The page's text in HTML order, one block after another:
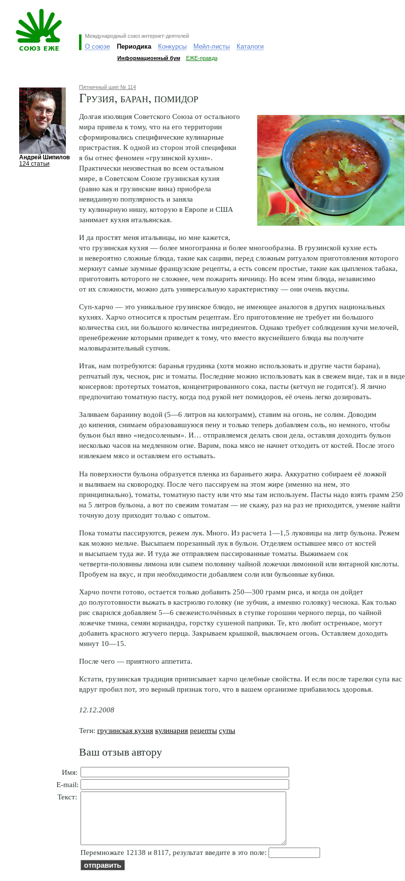
Международный союз интернет-деятелей
О союзе Периодика Конкурсы Мейл-листы Каталоги
Информационный бум ЕЖЕ-правда
Андрей Шипилов
124 статьи
Пятничный шип № 114
Грузия, баран, помидор
Долгая изоляция Советского Союза от остального
мира привела к тому, что на его территории
сформировались специфические кулинарные
пристрастия. К одной из сторон этой специфики
я бы отнес феномен «грузинской кухни».
Практически неизвестная во всем остальном
мире, в Советском Союзе грузинская кухня
(равно как и грузинские вина) приобрела
невиданную популярность и заняла
ту кулинарную нишу, которую в Европе и США
занимает кухня итальянская.
И да простят меня итальянцы, но мне кажется,
что грузинская кухня — более многогранна и более многообразна. В грузинской кухне есть
и невероятно сложные блюда, такие как сациви, перед сложным ритуалом приготовления которого
меркнут самые заумные французские рецепты, а есть совсем простые, такие как цыпленок табака,
приготовить которого не сложнее, чем пожарить яичницу. Но всем этим блюда, независимо
от их сложности, можно дать универсальную характеристику — они очень вкусны.
Суп-харчо — это уникальное грузинское блюдо, не имеющее аналогов в других национальных
кухнях. Харчо относится к простым рецептам. Его приготовление не требует ни большого
количества сил, ни большого количества ингредиентов. Однако требует соблюдения кучи мелочей,
пренебрежение которыми приведет к тому, что вместо вкуснейшего блюда вы получите
маловыразительный супчик.
Итак, нам потребуются: баранья грудинка (хотя можно использовать и другие части барана),
репчатый лук, чеснок, рис и томаты. Последние можно использовать как в свежем виде, так и в виде
консервов: протертых томатов, концентрированного сока, пасты (кетчуп не годится!). Я лично
предпочитаю томатную пасту, когда под рукой нет помидоров, её очень легко дозировать.
Заливаем баранину водой (5—6 литров на килограмм), ставим на огонь, не солим. Доводим
до кипения, снимаем образовавшуюся пену и только теперь добавляем соль, но немного, чтобы
бульон был явно «недосоленым». И… отправляемся делать свои дела, оставляя доходить бульон
несколько часов на медленном огне. Варим, пока мясо не начнет отходить от костей. После этого
извлекаем мясо и оставляем его остывать.
На поверхности бульона образуется пленка из бараньего жира. Аккуратно собираем её ложкой
и выливаем на сковородку. После чего пассируем на этом жире (именно на нем, это
принципиально), томаты, томатную пасту или что мы там используем. Пасты надо взять грамм 250
на 5 литров бульона, а вот по свежим томатам — не скажу, раз на раз не приходится, умение найти
точную дозу приходит только с опытом.
Пока томаты пассируются, режем лук. Много. Из расчета 1—1,5 луковицы на литр бульона. Режем
как можно мельче. Высыпаем порезанный лук в бульон. Отделяем остывшее мясо от костей
и высыпаем туда же. И туда же отправляем пассированные томаты. Выжимаем сок
четверти-половины лимона или сыпем половину чайной ложечки лимонной или янтарной кислоты.
Пробуем на вкус, и при необходимости добавляем соли или бульонные кубики.
Харчо почти готово, остается только добавить 250—300 грамм риса, и когда он дойдет
до полуготовности выжать в кастрюлю головку (не зубчик, а именно головку) чеснока. Как только
рис сварился добавляем 5—6 свежеистолчённых в ступке горошин черного перца, по чайной
ложечке тмина, семян кориандра, горстку сушеной паприки. Те, кто любит остренькое, могут
добавить красного жгучего перца. Закрываем крышкой, выключаем огонь. Оставляем доходить
минут 10—15.
После чего — приятного аппетита.
Кстати, грузинская традиция приписывает харчо целебные свойства. И если после тарелки супа вас
вдруг пробил пот, это верный признак того, что в вашем организме прибавилось здоровья.
12.12.2008
Теги: грузинская кухня кулинария рецепты супы
Ваш отзыв автору
Имя:
E-mail:
Текст:
Пepeмнoжьтe 12138 и 8117, результат введите в это поле: